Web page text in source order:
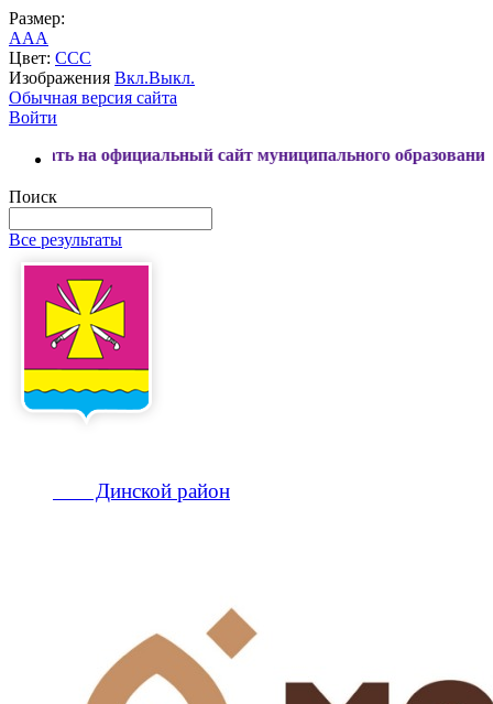
Размер:
AAA
Цвет: CCC
Изображения Вкл.Выкл.
Обычная версия сайта
Войти
сайт муниципального образования Динской
Поиск
Все результаты
Динской район